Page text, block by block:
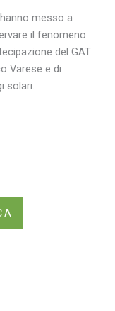
messo a
il fenomeno
del GAT
Varese e di
solari.